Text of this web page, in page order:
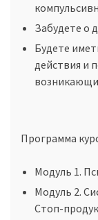
Забудете о
Будете
действия и
Программа
Модуль 1.
Модуль 2.
Стоп-